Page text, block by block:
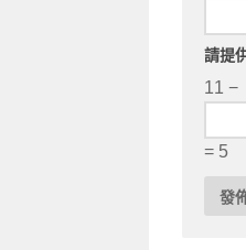
請提
11 −
= 5